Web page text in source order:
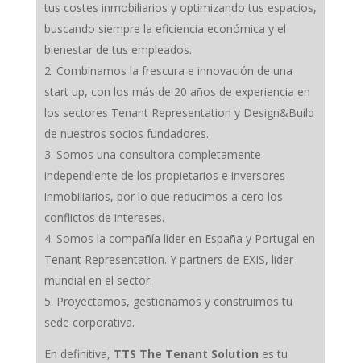
tus costes inmobiliarios y optimizando tus espacios,
buscando siempre la eficiencia económica y el
bienestar de tus empleados.
Combinamos la frescura e innovación de una
start up, con los más de 20 años de experiencia en
los sectores Tenant Representation y Design&Build
de nuestros socios fundadores.
Somos una consultora completamente
independiente de los propietarios e inversores
inmobiliarios, por lo que reducimos a cero los
conflictos de intereses.
Somos la compañía líder en España y Portugal en
Tenant Representation. Y partners de EXIS, lider
mundial en el sector.
Proyectamos, gestionamos y construimos tu
sede corporativa.
En definitiva, TTS The Tenant Solution es tu